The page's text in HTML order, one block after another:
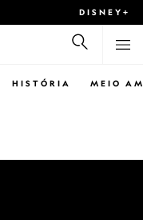
DISNEY+
HISTÓRIA MEIO